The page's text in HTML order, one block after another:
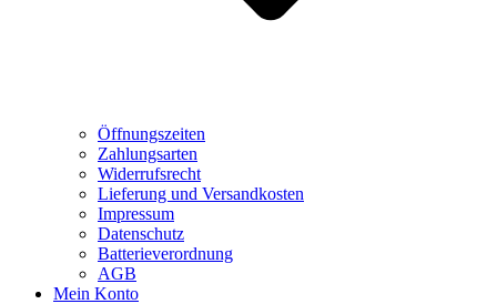
Öffnungszeiten
Zahlungsarten
Widerrufsrecht
Lieferung und Versandkosten
Impressum
Datenschutz
Batterieverordnung
AGB
Mein Konto